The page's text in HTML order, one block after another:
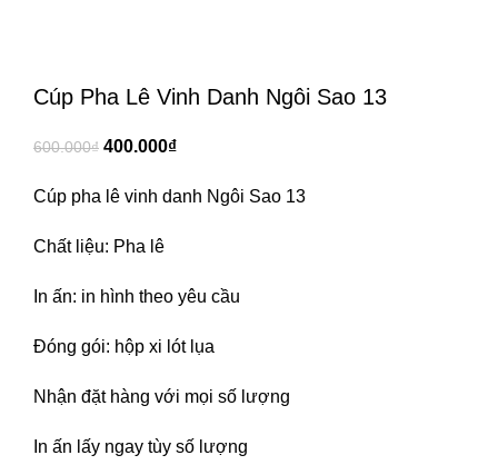
Cúp Pha Lê Vinh Danh Ngôi Sao 13
600.000₫ 400.000₫
Cúp pha lê vinh danh Ngôi Sao 13
Chất liệu: Pha lê
In ấn: in hình theo yêu cầu
Đóng gói: hộp xi lót lụa
Nhận đặt hàng với mọi số lượng
In ấn lấy ngay tùy số lượng